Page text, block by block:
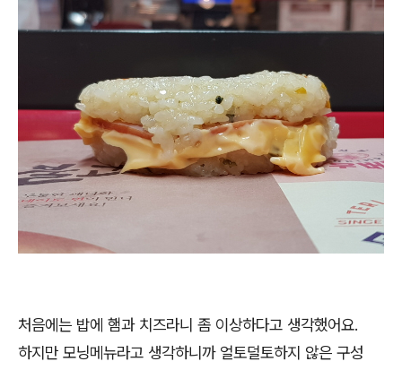
처음에는 밥에 햄과 치즈라니 좀 이상하다고 생각했어요.
하지만 모닝메뉴라고 생각하니까 얼토덜토하지 않은 구성